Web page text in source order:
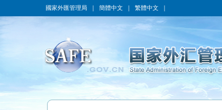
國家外匯管理局 簡體中文 繁體中文